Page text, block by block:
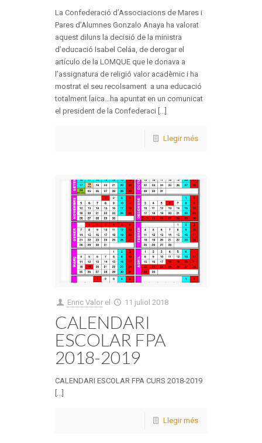
La Confederació d’Associacions de Mares i
Pares d’Alumnes Gonzalo Anaya ha valorat
aquest diluns la decisió de la ministra
d’educació Isabel Celáa, de derogar el
artículo de la LOMQUE que le donava a
l’assignatura de religió valor acadèmic i ha
mostrat el seu recolsament a una educació
totalment laica…ha apuntat en un comunicat
el president de la Confederaci [...]
Llegir més
Enric Valor el 11 juliol 2018
CALENDARI
ESCOLAR FPA
2018-2019
CALENDARI ESCOLAR FPA CURS 2018-2019
[...]
Llegir més